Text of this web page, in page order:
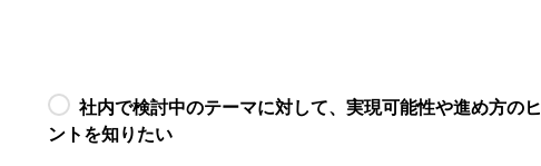
社内で検討中のテーマに対して、実現可能性や進め方のヒ
ントを知りたい